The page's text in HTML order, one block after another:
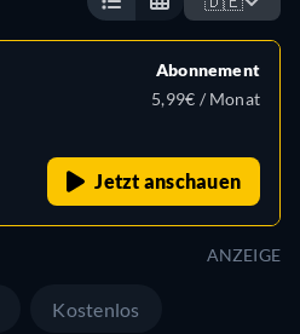
Abonnement
5,99€ / Monat
Jetzt anschauen
ANZEIGE
Kostenlos